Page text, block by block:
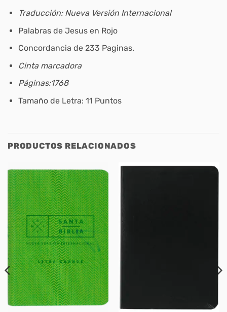
Traducción: Nueva Versión Internacional
Palabras de Jesus en Rojo
Concordancia de 233 Paginas.
Cinta marcadora
Páginas:1768
Tamaño de Letra: 11 Puntos
PRODUCTOS RELACIONADOS